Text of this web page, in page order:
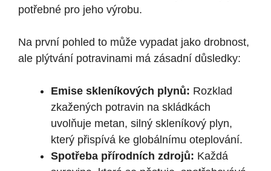
potřebné pro jeho výrobu.
Na první pohled to může vypadat jako drobnost,
ale plýtvání potravinami má zásadní důsledky:
Emise skleníkových plynů: Rozklad
zkažených potravin na skládkách
uvolňuje metan, silný skleníkový plyn,
který přispívá ke globálnímu oteplování.
Spotřeba přírodních zdrojů: Každá